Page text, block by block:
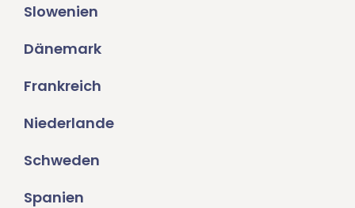
Slowenien
Dänemark
Frankreich
Niederlande
Schweden
Spanien